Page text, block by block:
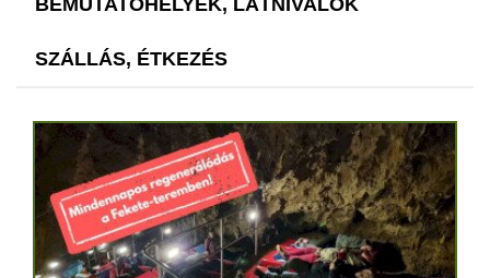
BEMUTATÓHELYEK, LÁTNIVALÓK
SZÁLLÁS, ÉTKEZÉS